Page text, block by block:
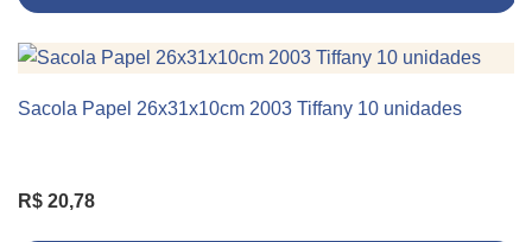
KIT 10 UNIDADES
Sacola Papel 26x31x10cm 2003 Tiffany 10 unidades
R$ 20,78